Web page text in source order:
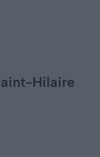
Hilaire